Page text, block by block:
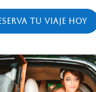
tu viaje hoy